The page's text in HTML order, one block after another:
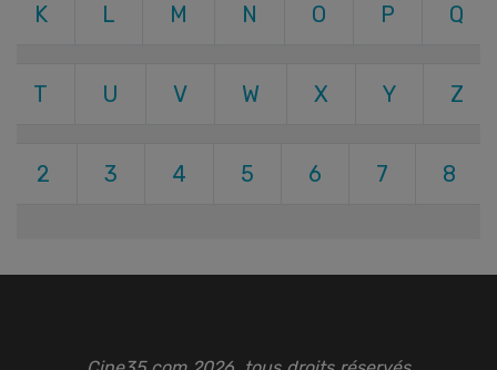
K L M N O P Q
T U V W X Y Z
2 3 4 5 6 7 8